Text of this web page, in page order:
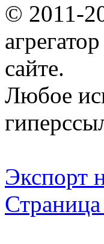
© 2011-
сайте.
Любое
Экспорт